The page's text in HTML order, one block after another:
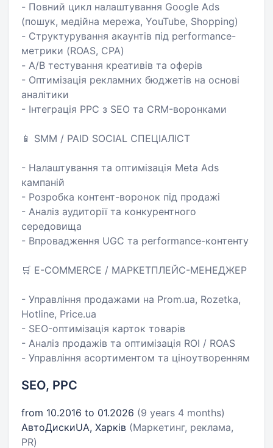
- Повний цикл налаштування Google Ads
(пошук, медійна мережа, YouTube, Shopping)
- Структурування акаунтів під performance-
метрики (ROAS, CPA)
- A/B тестування креативів та оферів
- Оптимізація рекламних бюджетів на основі
аналітики
- Інтеграція PPC з SEO та CRM-воронками
📱 SMM / PAID SOCIAL СПЕЦІАЛІСТ
- Налаштування та оптимізація Meta Ads
кампаній
- Розробка контент-воронок під продажі
- Аналіз аудиторії та конкурентного
середовища
- Впровадження UGC та performance-контенту
🛒 E-COMMERCE / МАРКЕТПЛЕЙС-МЕНЕДЖЕР
- Управління продажами на Prom.ua, Rozetka,
Hotline, Price.ua
- SEO-оптимізація карток товарів
- Аналіз продажів та оптимізація ROI / ROAS
- Управління асортиментом та ціноутворенням
SEO, PPC
from 10.2016 to 01.2026 (9 years 4 months)
АвтоДискиUA, Харків (Маркетинг, реклама,
PR)